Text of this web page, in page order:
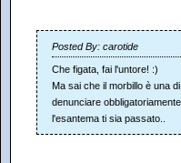
Posted By: carotide
Che figata, fai l'untore! :)
Ma sai che il morbillo è una
denunciare
l'esantema ti sia passato..